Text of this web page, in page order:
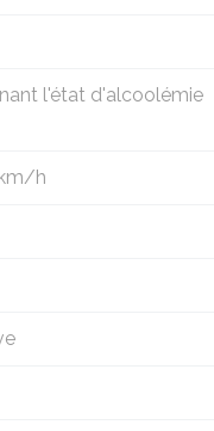
l'état d'alcoolémie
h